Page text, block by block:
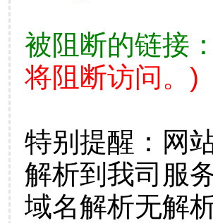
被阻断的链接：
将阻断访问。)
特别提醒：网
解析到我司服
域名解析无解